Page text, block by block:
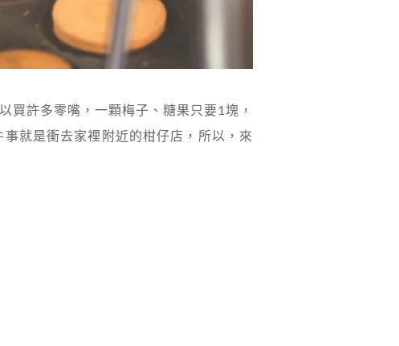
買許多零嘴，一顆梅子、糖果只要1塊，
就是衝去家裡附近的柑仔店，所以，來